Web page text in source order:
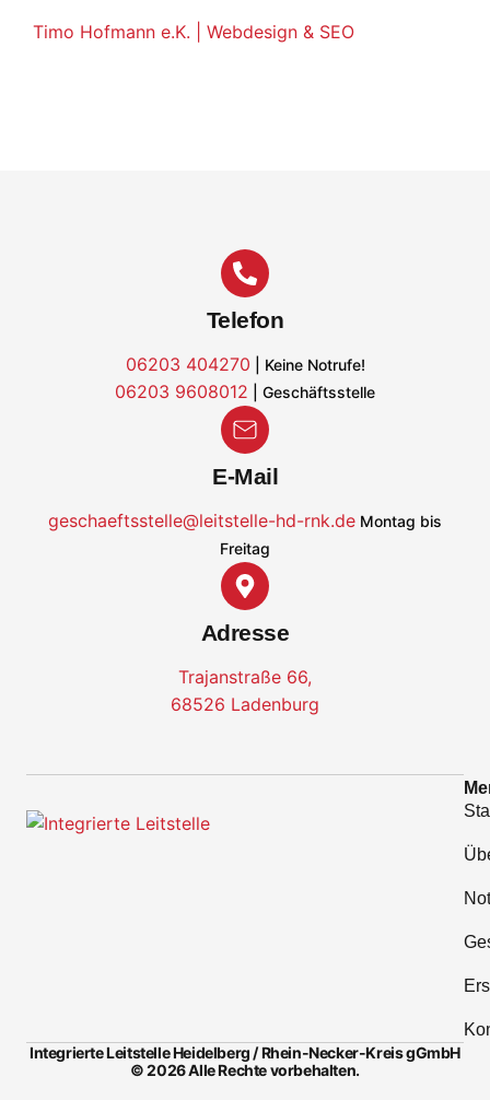
Timo Hofmann e.K. | Webdesign & SEO
Telefon
06203 404270 | Keine Notrufe!
06203 9608012 | Geschäftsstelle
E-Mail
geschaeftsstelle@leitstelle-hd-rnk.de Montag bis
Freitag
Adresse
Trajanstraße 66,
68526 Ladenburg
Integrierte Leitstelle Heidelberg / Rhein-Necker-Kreis gGmbH
© 2026 Alle Rechte vorbehalten.